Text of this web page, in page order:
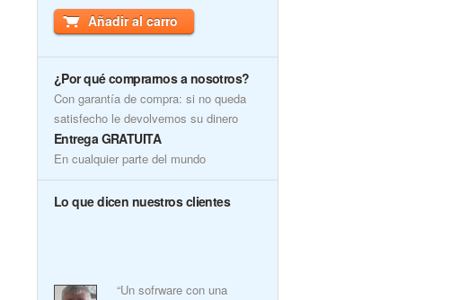
Añadir al carro
¿Por qué comprarnos a nosotros?
Con garantía de compra: si no queda
satisfecho le devolvemos su dinero
Entrega GRATUITA
En cualquier parte del mundo
Lo que dicen nuestros clientes
“Un sofrware con una